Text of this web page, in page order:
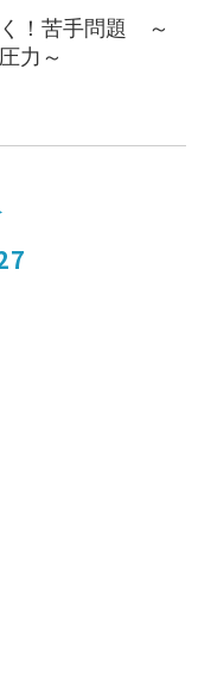
く！苦手問題 ～
力～